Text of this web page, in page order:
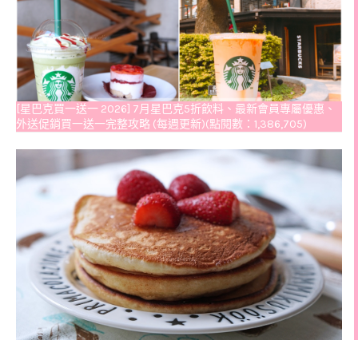
[星巴克買一送一 2026] 7月星巴克5折飲料、最新會員專屬優惠、
外送促銷買一送一完整攻略 (每週更新)(點閱數：1,386,705)